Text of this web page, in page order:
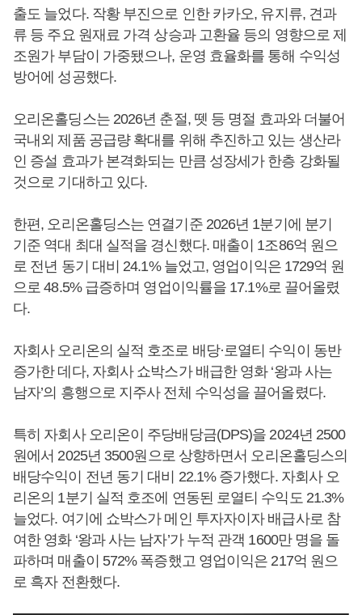
출도 늘었다. 작황 부진으로 인한 카카오, 유지류, 견과
류 등 주요 원재료 가격 상승과 고환율 등의 영향으로 제
조원가 부담이 가중됐으나, 운영 효율화를 통해 수익성
방어에 성공했다.
오리온홀딩스는 2026년 춘절, 뗏 등 명절 효과와 더불어
국내외 제품 공급량 확대를 위해 추진하고 있는 생산라
인 증설 효과가 본격화되는 만큼 성장세가 한층 강화될
것으로 기대하고 있다.
한편, 오리온홀딩스는 연결기준 2026년 1분기에 분기
기준 역대 최대 실적을 경신했다. 매출이 1조86억 원으
로 전년 동기 대비 24.1% 늘었고, 영업이익은 1729억 원
으로 48.5% 급증하며 영업이익률을 17.1%로 끌어올렸
다.
자회사 오리온의 실적 호조로 배당·로열티 수익이 동반
증가한 데다, 자회사 쇼박스가 배급한 영화 ‘왕과 사는
남자’의 흥행으로 지주사 전체 수익성을 끌어올렸다.
특히 자회사 오리온이 주당배당금(DPS)을 2024년 2500
원에서 2025년 3500원으로 상향하면서 오리온홀딩스의
배당수익이 전년 동기 대비 22.1% 증가했다. 자회사 오
리온의 1분기 실적 호조에 연동된 로열티 수익도 21.3%
늘었다. 여기에 쇼박스가 메인 투자자이자 배급사로 참
여한 영화 ‘왕과 사는 남자’가 누적 관객 1600만 명을 돌
파하며 매출이 572% 폭증했고 영업이익은 217억 원으
로 흑자 전환했다.